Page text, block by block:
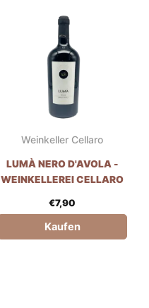
Weinkeller Cellaro
LUMÀ NERO D'AVOLA -
WEINKELLEREI CELLARO
€7,90
Kaufen